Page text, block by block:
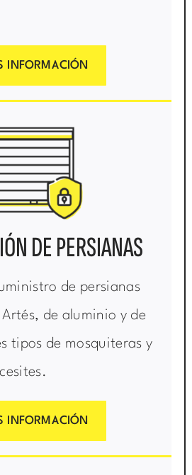
INFORMACIÓN
DE PERSIANAS
de persianas
de aluminio y de
tipos de mosquiteras y
INFORMACIÓN